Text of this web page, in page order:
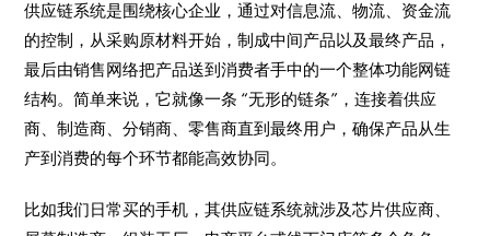
供应链系统是围绕核心企业，通过对信息流、物流、资金流
的控制，从采购原材料开始，制成中间产品以及最终产品，
最后由销售网络把产品送到消费者手中的一个整体功能网链
结构。简单来说，它就像一条 “无形的链条”，连接着供应
商、制造商、分销商、零售商直到最终用户，确保产品从生
产到消费的每个环节都能高效协同。
比如我们日常买的手机，其供应链系统就涉及芯片供应商、